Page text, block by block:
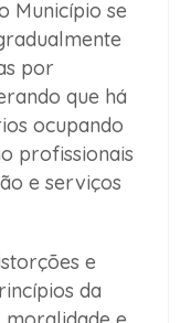
Município se
por
que há
ocupando
profissionais
e serviços
e
da